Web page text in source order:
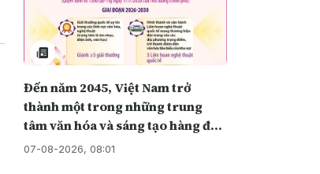
Đến năm 2045, Việt Nam trở
thành một trong những trung
tâm văn hóa và sáng tạo hàng đầu
khu vực
07-08-2026, 08:01